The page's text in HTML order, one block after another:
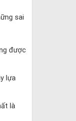
sai
được
lựa
là